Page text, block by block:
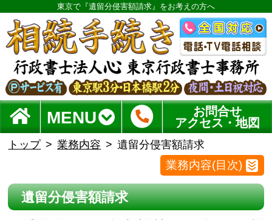
東京で『遺留分侵害額請求』をお考えの方へ
MENU
お問合せ
アクセス・地図
トップ 業務内容 遺留分侵害額請求
業務内容(目次)
遺留分侵害額請求